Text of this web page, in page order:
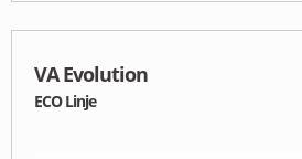
VA Evolution
ECO Linje